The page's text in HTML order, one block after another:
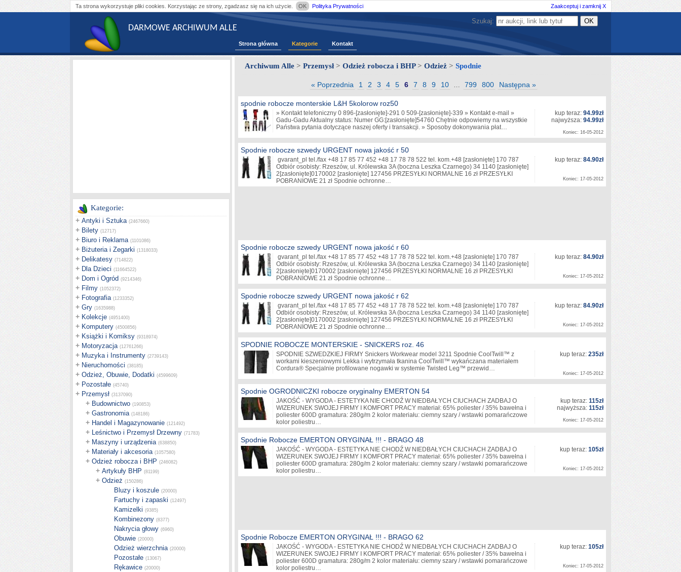
Ta strona wykorzystuje pliki cookies. Korzystając ze strony, zgadzasz się na ich użycie. OK Polityka Prywatności Zaakceptuj i zamknij X
DARMOWE ARCHIWUM ALLE
Strona główna Kategorie Kontakt
Szukaj:
Kategorie:
+ Antyki i Sztuka (2467660)
+ Bilety (12717)
+ Biuro i Reklama (1101086)
+ Biżuteria i Zegarki (1318033)
+ Delikatesy (714822)
+ Dla Dzieci (11664522)
+ Dom i Ogród (9214346)
+ Filmy (1052372)
+ Fotografia (1233352)
+ Gry (1635988)
+ Kolekcje (4951400)
+ Komputery (4500856)
+ Książki i Komiksy (9318974)
+ Motoryzacja (12761266)
+ Muzyka i Instrumenty (2739143)
+ Nieruchomości (38185)
+ Odzież, Obuwie, Dodatki (4599609)
+ Pozostałe (45740)
+ Przemysł (3137090)
+ Budownictwo (190853)
+ Gastronomia (148186)
+ Handel i Magazynowanie (121492)
+ Leśnictwo i Przemysł Drzewny (71783)
+ Maszyny i urządzenia (638850)
+ Materiały i akcesoria (1057580)
+ Odzież robocza i BHP (246082)
+ Artykuły BHP (81199)
+ Odzież (150286)
Bluzy i koszule (20000)
Fartuchy i zapaski (12497)
Kamizelki (9385)
Kombinezony (8377)
Nakrycia głowy (6960)
Obuwie (20000)
Odzież wierzchnia (20000)
Pozostałe (13067)
Rękawice (20000)
Archiwum Alle > Przemysł > Odzież robocza i BHP> Odzież > Spodnie
« Poprzednia 1 2 3 4 5 6 7 8 9 10 … 799 800 Następna »
spodnie robocze monterskie L&H 5kolorow roz50
» Kontakt telefoniczny 0 896-[zasłonięte]-291 0 509-[zasłonięte]-339 » Kontakt e-mail »
Gadu-Gadu Aktualny status: Numer GG:[zasłonięte]54760 Chętnie odpowiemy na wszystkie
Państwa pytania dotyczące naszej oferty i transakcji. » Sposoby dokonywania płat…
kup teraz: 94.99zł
najwyższa: 94.99zł
Koniec: 16-05-2012
Spodnie robocze szwedy URGENT nowa jakość r 50
gvarant_pl tel./fax +48 17 85 77 452 +48 17 78 78 522 tel. kom.+48 [zasłonięte] 170 787
Odbiór osobisty: Rzeszów, ul. Królewska 3A (boczna Leszka Czarnego) 34 1140 [zasłonięte]
2 [zasłonięte]0170002 [zasłonięte] 127456 PRZESYŁKI NORMALNE 16 zł PRZESYŁKI
POBRANIOWE 21 zł Spodnie ochronne…
kup teraz: 84.90zł
Koniec: 17-05-2012
Spodnie robocze szwedy URGENT nowa jakość r 60
gvarant_pl tel./fax +48 17 85 77 452 +48 17 78 78 522 tel. kom.+48 [zasłonięte] 170 787
Odbiór osobisty: Rzeszów, ul. Królewska 3A (boczna Leszka Czarnego) 34 1140 [zasłonięte]
2 [zasłonięte]0170002 [zasłonięte] 127456 PRZESYŁKI NORMALNE 16 zł PRZESYŁKI
POBRANIOWE 21 zł Spodnie ochronne…
kup teraz: 84.90zł
Koniec: 17-05-2012
Spodnie robocze szwedy URGENT nowa jakość r 62
gvarant_pl tel./fax +48 17 85 77 452 +48 17 78 78 522 tel. kom.+48 [zasłonięte] 170 787
Odbiór osobisty: Rzeszów, ul. Królewska 3A (boczna Leszka Czarnego) 34 1140 [zasłonięte]
2 [zasłonięte]0170002 [zasłonięte] 127456 PRZESYŁKI NORMALNE 16 zł PRZESYŁKI
POBRANIOWE 21 zł Spodnie ochronne…
kup teraz: 84.90zł
Koniec: 17-05-2012
SPODNIE ROBOCZE MONTERSKIE - SNICKERS roz. 46
SPODNIE SZWEDZKIEJ FIRMY Snickers Workwear model 3211 Spodnie CoolTwill™ z
workami kieszeniowymi Lekka i wytrzymała tkanina CoolTwill™ wykańczana materiałem
Cordura® Specjalnie profilowane nogawki w systemie Twisted Leg™ przewid…
kup teraz: 235zł
Koniec: 17-05-2012
Spodnie OGRODNICZKI robocze oryginalny EMERTON 54
JAKOŚĆ - WYGODA - ESTETYKA NIE CHODŹ W NIEDBAŁYCH CIUCHACH ZADBAJ O
WIZERUNEK SWOJEJ FIRMY I KOMFORT PRACY materiał: 65% poliester / 35% bawełna i
poliester 600D gramatura: 280g/m 2 kolor materiału: ciemny szary / wstawki pomarańczowe
kolor poliestru…
kup teraz: 115zł
najwyższa: 115zł
Koniec: 17-05-2012
Spodnie Robocze EMERTON ORYGINAŁ !!! - BRAGO 48
JAKOŚĆ - WYGODA - ESTETYKA NIE CHODŹ W NIEDBAŁYCH CIUCHACH ZADBAJ O
WIZERUNEK SWOJEJ FIRMY I KOMFORT PRACY materiał: 65% poliester / 35% bawełna i
poliester 600D gramatura: 280g/m 2 kolor materiału: ciemny szary / wstawki pomarańczowe
kolor poliestru…
kup teraz: 105zł
Koniec: 17-05-2012
Spodnie Robocze EMERTON ORYGINAŁ !!! - BRAGO 62
JAKOŚĆ - WYGODA - ESTETYKA NIE CHODŹ W NIEDBAŁYCH CIUCHACH ZADBAJ O
WIZERUNEK SWOJEJ FIRMY I KOMFORT PRACY materiał: 65% poliester / 35% bawełna i
poliester 600D gramatura: 280g/m 2 kolor materiału: ciemny szary / wstawki pomarańczowe
kolor poliestru…
kup teraz: 105zł
Koniec: 17-05-2012